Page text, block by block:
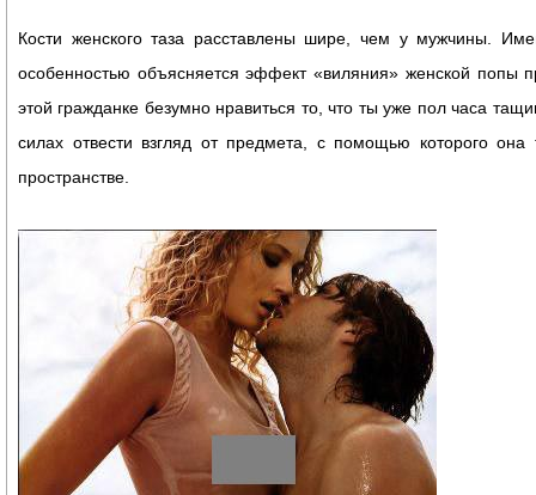
Кости женского таза расставлены шире, чем у мужчины.
особенностью объясняется эффект «виляния» женской попы
этой гражданке безумно нравиться то, что ты уже пол часа
силах отвести взгляд от предмета, с помощью которого она
пространстве.